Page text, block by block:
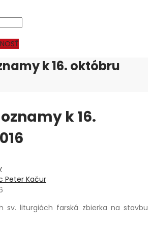
k 16. októbru
k 16.
Peter Kačur
sv. liturgiách farská zbierka na stavbu